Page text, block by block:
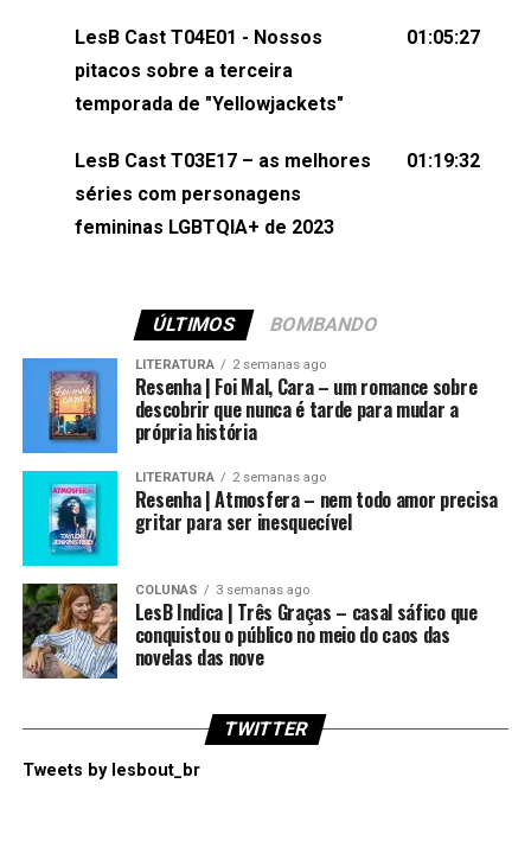
(⁠⁠⁠⁠⁠⁠@KarolenPassos⁠⁠⁠⁠⁠⁠)Participação de Bruna Fentanes
(⁠⁠⁠⁠@brunarfentanes⁠⁠⁠⁠) e Pollyelly FlorêncioEdição de
Naiady Machado
LesB Cast T04E01 - Nossos
pitacos sobre a terceira
temporada de "Yellowjackets"
01:05:27
LesB Cast T03E17 – as melhores
séries com personagens
femininas LGBTQIA+ de 2023
01:19:32
ÚLTIMOS BOMBANDO
LITERATURA 2 semanas ago
Resenha | Foi Mal, Cara – um romance sobre
descobrir que nunca é tarde para mudar a
própria história
LITERATURA 2 semanas ago
Resenha | Atmosfera – nem todo amor precisa
gritar para ser inesquecível
COLUNAS 3 semanas ago
LesB Indica | Três Graças – casal sáfico que
conquistou o público no meio do caos das
novelas das nove
TWITTER
Tweets by lesbout_br